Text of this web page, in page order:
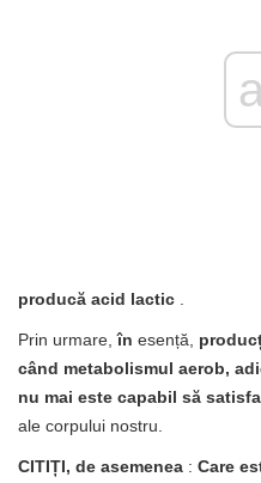
producă acid lactic
Prin urmare,în esență,
când metabolismul aerob,
nu mai este capabil să
ale corpului nostru.
CITIȚI, de asemenea : Care